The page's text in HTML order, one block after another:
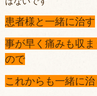
患者様と一緒に治す
事が早く痛みも収
ので
これからも一緒に